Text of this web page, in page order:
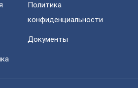
Политика
конфиденциальности
Документы